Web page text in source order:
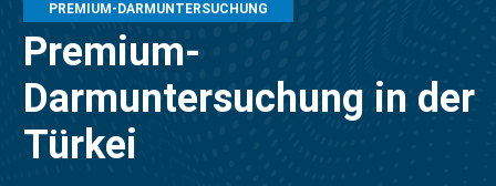
PREMIUM-DARMUNTERSUCHUNG
Premium-
Darmuntersuchung in der
Türkei